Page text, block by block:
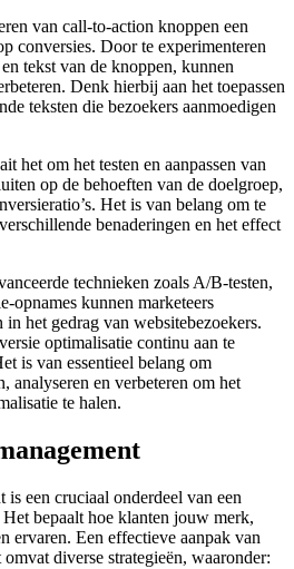
van call-to-action knoppen een
conversies. Door te experimenteren
tekst van de knoppen, kunnen
Denk hierbij aan het toepassen
teksten die bezoekers aanmoedigen
het om het testen en aanpassen van
op de behoeften van de doelgroep,
Het is van belang om te
benaderingen en het effect
technieken zoals A/B-testen,
opnames kunnen marketeers
het gedrag van websitebezoekers.
optimalisatie continu aan te
is van essentieel belang om
analyseren en verbeteren om het
te halen.
is een cruciaal onderdeel van een
bepaalt hoe klanten jouw merk,
ervaren. Een effectieve aanpak van
diverse strategieën, waaronder: